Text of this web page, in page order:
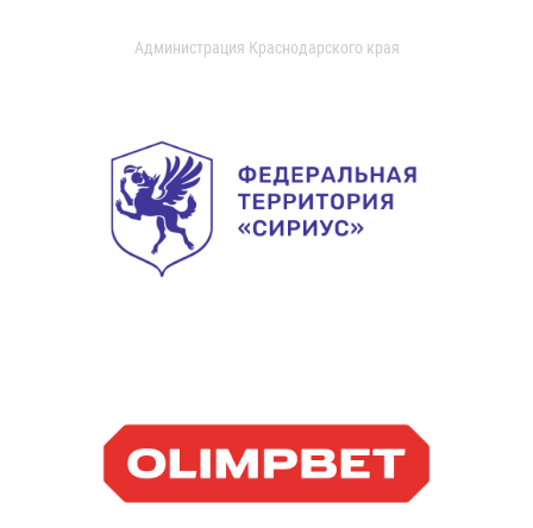
Администрация Краснодарского края